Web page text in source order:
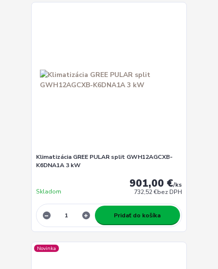
Klimatizácia GREE PULAR split GWH12AGCXB-
K6DNA1A 3 kW
901,00 €/ks
732,52 €bez DPH
Skladom
Pridať do košíka
Novinka